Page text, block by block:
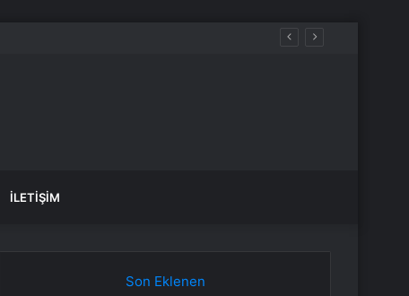
İLETIŞIM
Son Eklenen